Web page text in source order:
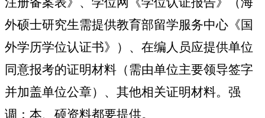
外硕士研究生需提供教育部留学服务中心《国
外学历学位认证书》）、在编人员应提供单位
同意报考的证明材料（需由单位主要领导签字
并加盖单位公章）、其他相关证明材料。强
调：本、硕资料都要提供。